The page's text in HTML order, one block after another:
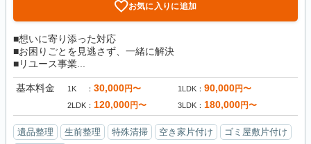
お気に入りに追加
■想いに寄り添った対応
■お困りごとを見逃さず、一緒に解決
■リユース事業...
基本料金 1K 30,000円〜 1LDK 90,000円〜
2LDK 120,000円〜 3LDK 180,000円〜
遺品整理 生前整理 特殊清掃 空き家片付け
ゴミ屋敷片付け